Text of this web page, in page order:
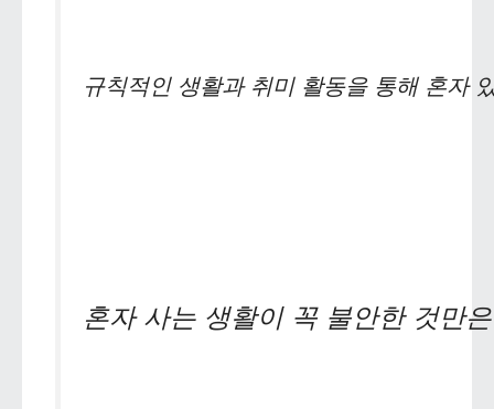
규칙적인 생활과 취미 활동을 통해 혼자
혼자 사는 생활이 꼭 불안한 것만